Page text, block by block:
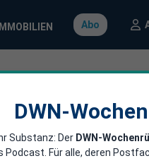
IMMOBILIEN Abo
DWN-
Substanz: Der DWN-
Podcast. Für alle, deren